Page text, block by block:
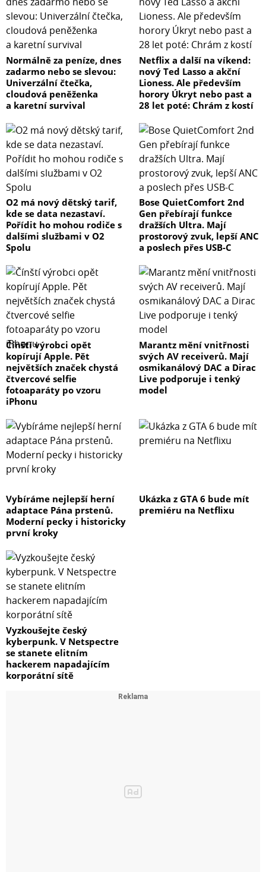
Normálně za peníze, dnes
zadarmo nebo se slevou:
Univerzální čtečka,
cloudová peněženka
a karetní survival
Netflix a další na víkend:
nový Ted Lasso a akční
Lioness. Ale především
horory Úkryt nebo past a
28 let poté: Chrám z kostí
O2 má nový dětský tarif,
kde se data nezastaví.
Pořídit ho mohou rodiče s
dalšími službami v O2
Spolu
Bose QuietComfort 2nd
Gen přebírají funkce
dražších Ultra. Mají
prostorový zvuk, lepší ANC
a poslech přes USB-C
Čínští výrobci opět
kopírují Apple. Pět
největších značek chystá
čtvercové selfie
fotoaparáty po vzoru
iPhonu
Marantz mění vnitřnosti
svých AV receiverů. Mají
osmikanálový DAC a Dirac
Live podporuje i tenký
model
Vybíráme nejlepší herní
adaptace Pána prstenů.
Moderní pecky i historicky
první kroky
Ukázka z GTA 6 bude mít
premiéru na Netflixu
Vyzkoušejte český
kyberpunk. V Netspectre
se stanete elitním
hackerem napadajícím
korporátní sítě